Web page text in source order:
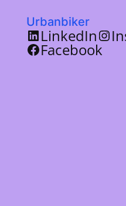
Urbanbiker
LinkedIn
Facebook